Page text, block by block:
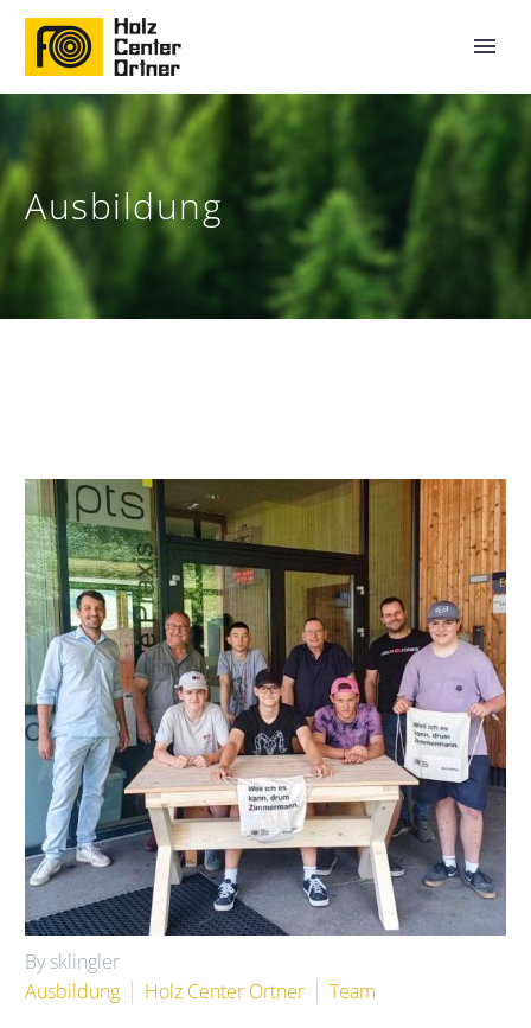
Ausbildung
By sklingler
Ausbildung
Holz Center Ortner Team